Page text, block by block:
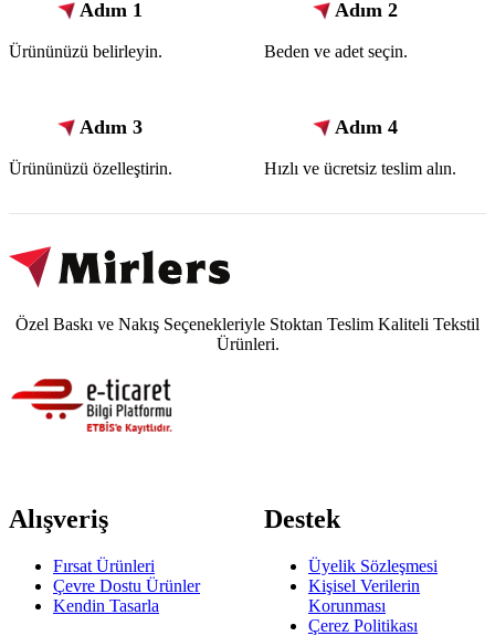
Adım 1
Ürününüzü belirleyin.
Adım 2
Beden ve adet seçin.
Adım 3
Ürününüzü özelleştirin.
Adım 4
Hızlı ve ücretsiz teslim alın.
Özel Baskı ve Nakış Seçenekleriyle Stoktan Teslim Kaliteli Tekstil
Ürünleri.
Alışveriş
Fırsat Ürünleri
Çevre Dostu Ürünler
Kendin Tasarla
Destek
Üyelik Sözleşmesi
Kişisel Verilerin
Korunması
Çerez Politikası